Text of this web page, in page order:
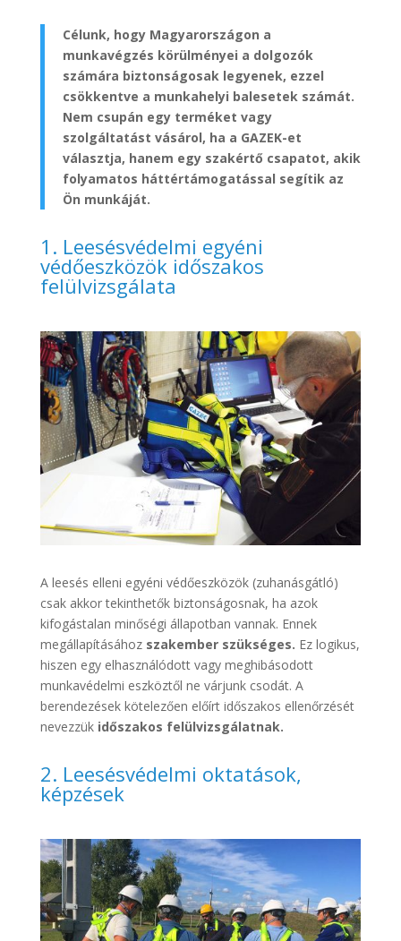
Célunk, hogy Magyarországon a
munkavégzés körülményei a dolgozók
számára biztonságosak legyenek, ezzel
csökkentve a munkahelyi balesetek számát.
Nem csupán egy terméket vagy
szolgáltatást vásárol, ha a GAZEK-et
választja, hanem egy szakértő csapatot, akik
folyamatos háttértámogatással segítik az
Ön munkáját.
1. Leesésvédelmi egyéni
védőeszközök időszakos
felülvizsgálata
A leesés elleni egyéni védőeszközök (zuhanásgátló)
csak akkor tekinthetők biztonságosnak, ha azok
kifogástalan minőségi állapotban vannak. Ennek
megállapításához szakember szükséges. Ez logikus,
hiszen egy elhasználódott vagy meghibásodott
munkavédelmi eszköztől ne várjunk csodát. A
berendezések kötelezően előírt időszakos ellenőrzését
nevezzük időszakos felülvizsgálatnak.
2. Leesésvédelmi oktatások,
képzések